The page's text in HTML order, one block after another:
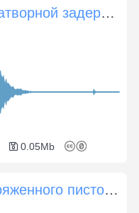
Пистолет Stinger P9 с затворной задержкой
0.05Mb
Нажатие на курок незаряженного пистолета